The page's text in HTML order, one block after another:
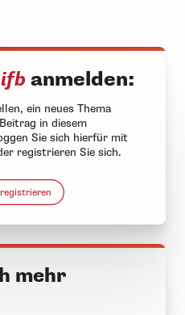
ifb anmelden:
ein neues Thema
in diesem
Sie sich hierfür mit
registrieren Sie sich.
mehr